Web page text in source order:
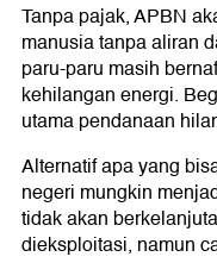
Tanpa pajak, APBN
manusia tanpa aliran
paru-paru masih
kehilangan energi.
utama pendanaan
Alternatif apa yang
negeri mungkin
tidak akan
dieksploitasi, namun